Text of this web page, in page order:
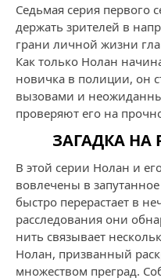
Седьмая серия первого
держать зрителей в
грани личной жизни
Как только Нолан
новичка в полиции, он
вызовами и
проверяют его на
ЗАГАДКА НА
В этой серии Нолан и
вовлечены в
быстро перерастает в
расследования они
нить связывает
Нолан, призванный
множеством преград.